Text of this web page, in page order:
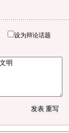
设为辩论话题